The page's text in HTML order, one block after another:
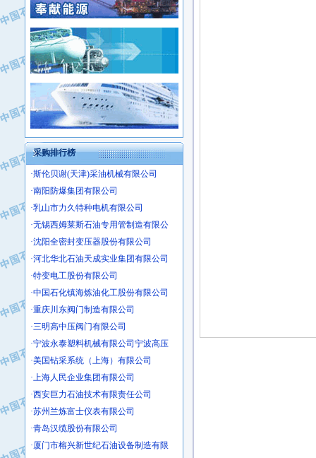
采购排行榜
·河北卓唯钢管制造有限公司
·上海高桥石化
·中国石化扬子石油化工股份有限公司
·中国石化上海石油化工股份有限公司
·中国石油长庆油田分公司
·中国石油宁夏石化分公司
·山东墨龙石油机械股份有限公司
·大庆油田物资集团
·斯伦贝谢(天津)采油机械有限公司
·南阳防爆集团有限公司
·乳山市力久特种电机有限公司
·无锡西姆莱斯石油专用管制造有限公
·沈阳全密封变压器股份有限公司
·河北华北石油天成实业集团有限公司
·特变电工股份有限公司
·中国石化镇海炼油化工股份有限公司
·重庆川东阀门制造有限公司
·三明高中压阀门有限公司
·宁波永泰塑料机械有限公司宁波高压
·美国钻采系统（上海）有限公司
·上海人民企业集团有限公司
·西安巨力石油技术有限责任公司
·苏州兰炼富士仪表有限公司
·青岛汉缆股份有限公司
·厦门市榕兴新世纪石油设备制造有限
·吉林石油集团有限责任公司机械厂